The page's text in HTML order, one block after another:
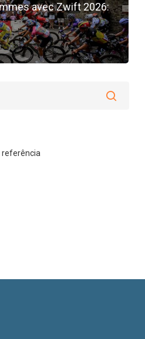
avec Zwift 2026:
referência